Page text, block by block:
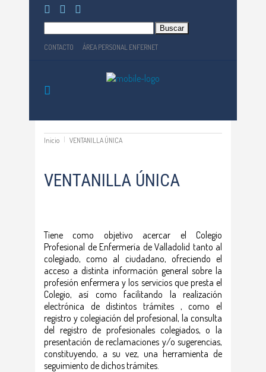
CONTACTO ÁREA PERSONAL ENFERNET
Inicio VENTANILLA ÚNICA
VENTANILLA ÚNICA
Tiene como objetivo acercar el Colegio
Profesional de Enfermería de Valladolid tanto al
colegiado, como al ciudadano, ofreciendo el
acceso a distinta información general sobre la
profesión enfermera y los servicios que presta el
Colegio, así como facilitando la realización
electrónica de distintos trámites , como el
registro y colegiación del profesional, la consulta
del registro de profesionales colegiados, o la
presentación de reclamaciones y/o sugerencias,
constituyendo, a su vez, una herramienta de
seguimiento de dichos trámites.